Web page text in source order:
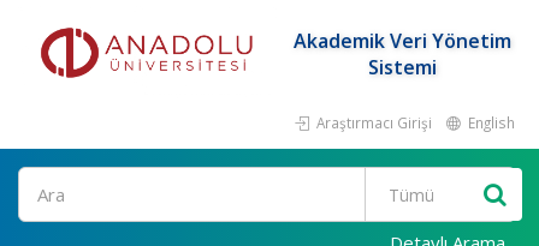
Akademik Veri Yönetim
Sistemi
Araştırmacı Girişi English
Ara